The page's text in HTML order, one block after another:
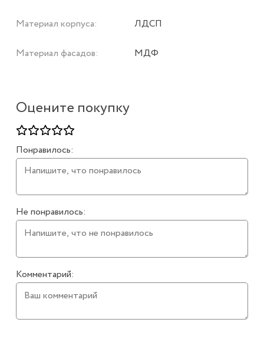
Оцените покупку
Понравилось:
Не понравилось:
Комментарий:
Материал корпуса: ЛДСП
Материал фасадов: МДФ